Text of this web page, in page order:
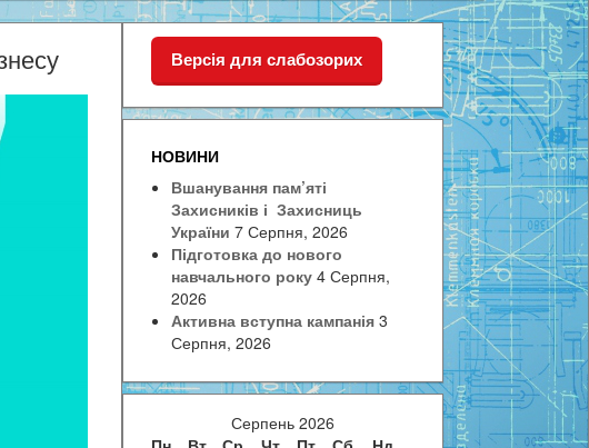
Версія для слабозорих
НОВИНИ
Вшанування пам’яті
Захисників і Захисниць
України 7 Серпня, 2026
Підготовка до нового
навчального року 4 Серпня,
2026
Активна вступна кампанія 3
Серпня, 2026
Серпень 2026